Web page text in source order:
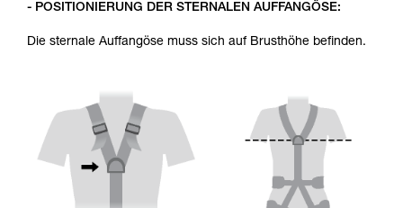
- POSITIONIERUNG DER STERNALEN AUFFANGÖSE:
Die sternale Auffangöse muss sich auf Brusthöhe befinden.